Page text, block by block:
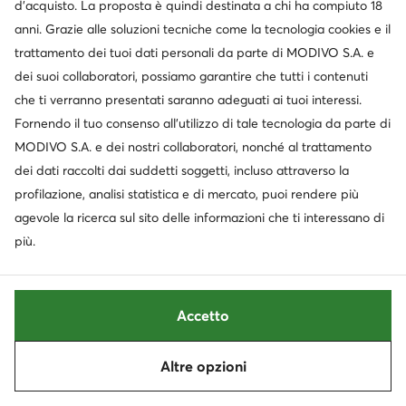
Le informazioni sui possibili trasferimenti dei
tuoi Dati Personali verso paesi terzi (al di fuori
dello Spazio Economico Europeo) sono descritte
in dettaglio al punto VII della presente
Informativa.
I tuoi diritti relativi al trattamento dei tuoi Dati
Personali sono descritti dettagliatamente al
punto VIII della presente Informativa.
6. PROFILI SUI SOCIAL MEDIA
Il Titolare del trattamento dei tuoi Dati
presente Informativa.
I tuoi Dati Personali, tra cui quelli che lasci
visitando i nostri profili nei social media (ad es.
commenti, likes, identificatori online), sono o
possono essere trattati per le seguenti finalità:
a)attività di marketing, di analisi e
d’acquisto. La proposta è quindi destinata a chi ha compiuto 18
anni. Grazie alle soluzioni tecniche come la tecnologia cookies e il
trattamento dei tuoi dati personali da parte di MODIVO S.A. e
dei suoi collaboratori, possiamo garantire che tutti i contenuti
che ti verranno presentati saranno adeguati ai tuoi interessi.
Fornendo il tuo consenso all’utilizzo di tale tecnologia da parte di
MODIVO S.A. e dei nostri collaboratori, nonché al trattamento
dei dati raccolti dai suddetti soggetti, incluso attraverso la
profilazione, analisi statistica e di mercato, puoi rendere più
agevole la ricerca sul sito delle informazioni che ti interessano di
più.
Altre opzioni
Accetto